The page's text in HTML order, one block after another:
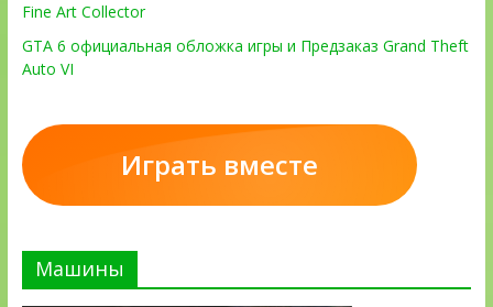
Fine Art Collector
GTA 6 официальная обложка игры и Предзаказ Grand Theft
Auto VI
Играть вместе
Машины